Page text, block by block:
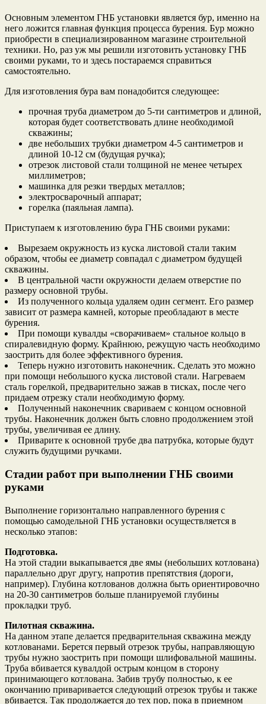
Основным элементом ГНБ установки является бур, именно на
него ложится главная функция процесса бурения. Бур можно
приобрести в специализированном магазине строительной
техники. Но, раз уж мы решили изготовить установку ГНБ
своими руками, то и здесь постараемся справиться
самостоятельно.
Для изготовления бура вам понадобится следующее:
прочная труба диаметром до 5-ти сантиметров и длиной,
которая будет соответствовать длине необходимой
скважины;
две небольших трубки диаметром 4-5 сантиметров и
длиной 10-12 см (будущая ручка);
отрезок листовой стали толщиной не менее четырех
миллиметров;
машинка для резки твердых металлов;
электросварочный аппарат;
горелка (паяльная лампа).
Приступаем к изготовлению бура ГНБ своими руками:
Вырезаем окружность из куска листовой стали таким
образом, чтобы ее диаметр совпадал с диаметром будущей
скважины.
В центральной части окружности делаем отверстие по
размеру основной трубы.
Из полученного кольца удаляем один сегмент. Его размер
зависит от размера камней, которые преобладают в месте
бурения.
При помощи кувалды «сворачиваем» стальное кольцо в
спиралевидную форму. Крайнюю, режущую часть необходимо
заострить для более эффективного бурения.
Теперь нужно изготовить наконечник. Сделать это можно
при помощи небольшого куска листовой стали. Нагреваем
сталь горелкой, предварительно зажав в тисках, после чего
придаем отрезку стали необходимую форму.
Полученный наконечник свариваем с концом основной
трубы. Наконечник должен быть словно продолжением этой
трубы, увеличивая ее длину.
Приварите к основной трубе два патрубка, которые будут
служить будущими ручками.
Стадии работ при выполнении ГНБ своими
руками
Выполнение горизонтально направленного бурения с
помощью самодельной ГНБ установки осуществляется в
несколько этапов:
Подготовка.
На этой стадии выкапывается две ямы (небольших котлована)
параллельно друг другу, напротив препятствия (дороги,
например). Глубина котлованов должна быть ориентировочно
на 20-30 сантиметров больше планируемой глубины
прокладки труб.
Пилотная скважина.
На данном этапе делается предварительная скважина между
котлованами. Берется первый отрезок трубы, направляющую
трубы нужно заострить при помощи шлифовальной машины.
Труба вбивается кувалдой острым концом в сторону
принимающего котлована. Забив трубу полностью, к ее
окончанию приваривается следующий отрезок трубы и также
вбивается. Так продолжается до тех пор, пока в приемном